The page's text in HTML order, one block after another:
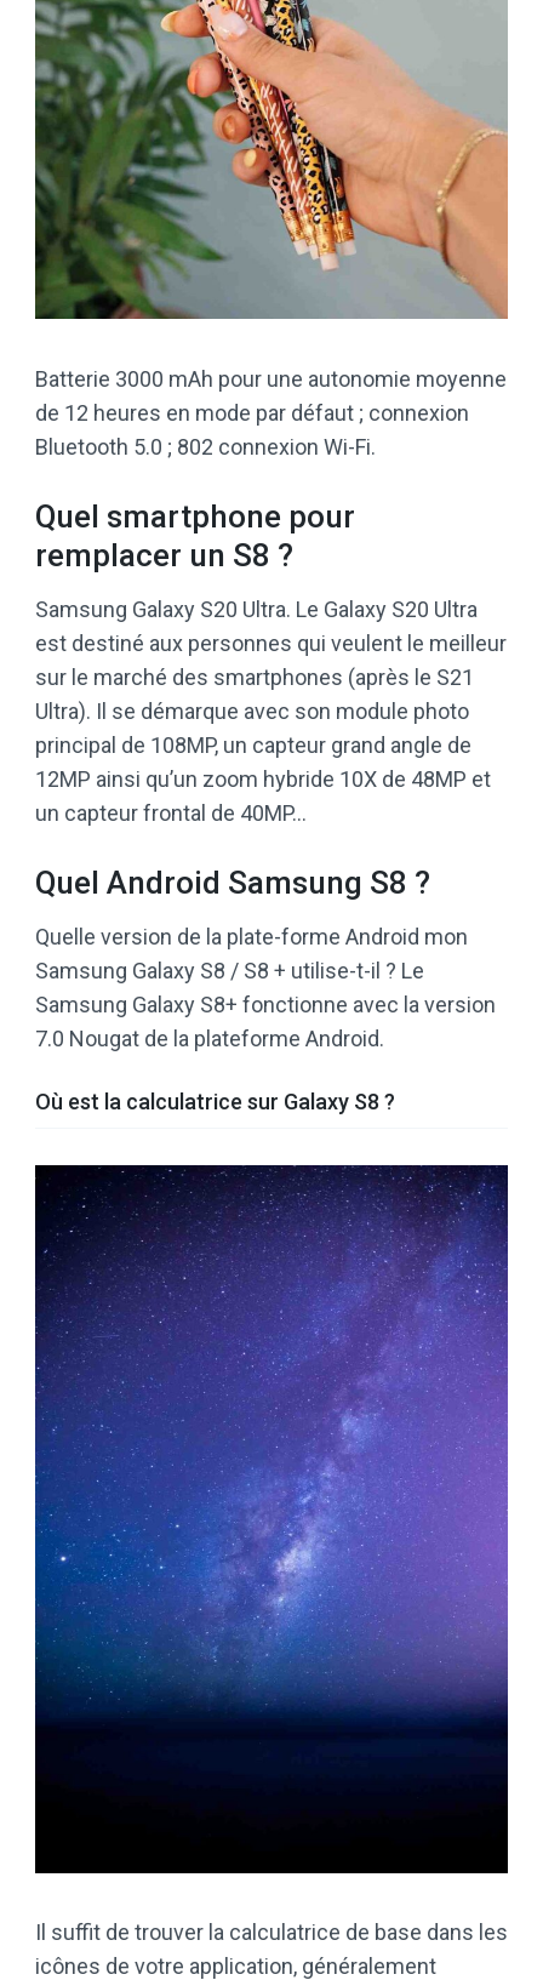
Batterie 3000 mAh pour une autonomie moyenne
de 12 heures en mode par défaut ; connexion
Bluetooth 5.0 ; 802 connexion Wi-Fi.
Quel smartphone pour
remplacer un S8 ?
Samsung Galaxy S20 Ultra. Le Galaxy S20 Ultra
est destiné aux personnes qui veulent le meilleur
sur le marché des smartphones (après le S21
Ultra). Il se démarque avec son module photo
principal de 108MP, un capteur grand angle de
12MP ainsi qu’un zoom hybride 10X de 48MP et
un capteur frontal de 40MP…
Quel Android Samsung S8 ?
Quelle version de la plate-forme Android mon
Samsung Galaxy S8 / S8 + utilise-t-il ? Le
Samsung Galaxy S8+ fonctionne avec la version
7.0 Nougat de la plateforme Android.
Où est la calculatrice sur Galaxy S8 ?
Il suffit de trouver la calculatrice de base dans les
icônes de votre application, généralement